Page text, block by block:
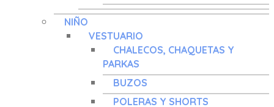
NIÑO
VESTUARIO
CHALECOS, CHAQUETAS Y
PARKAS
BUZOS
POLERAS Y SHORTS